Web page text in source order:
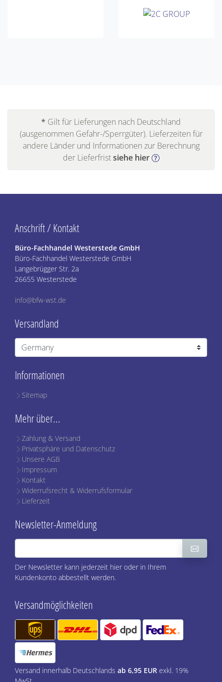
* Gilt für Lieferungen nach Deutschland
(ausgenommen Gefahr-/Sperrgüter). Lieferzeiten für
andere Länder und Informationen zur Berechnung
der Lieferfristsiehe hier
Informationen
Sitemap
Mehr über...
Zahlung & Versand
Privatsphäre und Datenschutz
Unsere AGB
Impressum
Kontakt
Widerrufsrecht & Widerrufsformular
Lieferzeit
Anschrift / Kontakt
Büro-Fachhandel Westerstede GmbH
Büro-Fachhandel Westerstede GmbH
Langebrügger Str. 2a
26655 Westerstede
info@bfw-wst.de
Versandland
Newsletter-Anmeldung
Der Newsletter kann jederzeit hier oder in Ihrem
Kundenkonto abbestellt werden.
Versandmöglichkeiten
Versand innerhalb Deutschlands ab 6,95 EUR exkl. 19%